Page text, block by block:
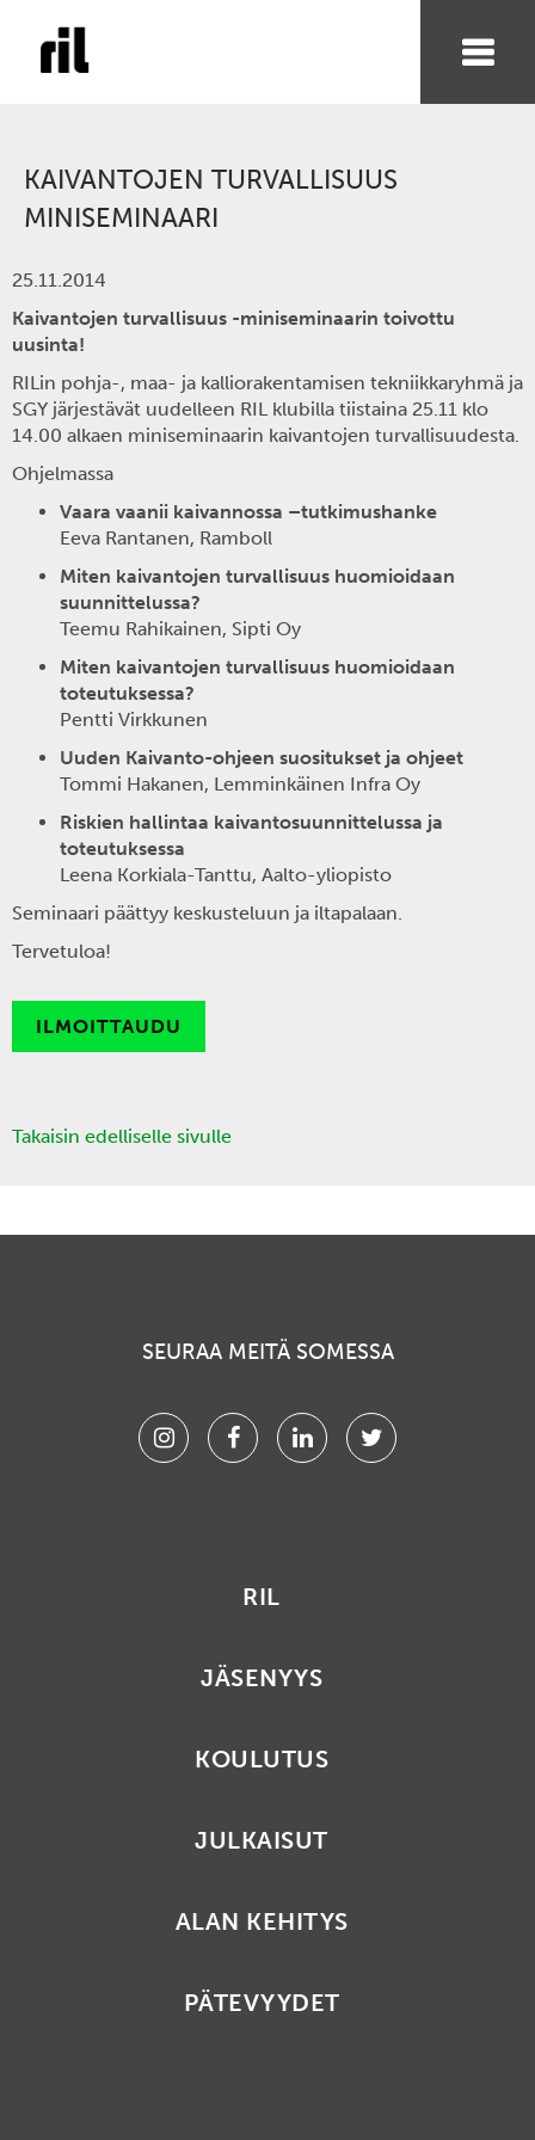
KAIVANTOJEN TURVALLISUUS
MINISEMINAARI
25.11.2014
Kaivantojen turvallisuus -miniseminaarin toivottu
uusinta!
RILin pohja-, maa- ja kalliorakentamisen tekniikkaryhmä ja
SGY järjestävät uudelleen RIL klubilla tiistaina 25.11 klo
14.00 alkaen miniseminaarin kaivantojen turvallisuudesta.
Ohjelmassa
Vaara vaanii kaivannossa –tutkimushanke
Eeva Rantanen, Ramboll
Miten kaivantojen turvallisuus huomioidaan
suunnittelussa?
Teemu Rahikainen, Sipti Oy
Miten kaivantojen turvallisuus huomioidaan
toteutuksessa?
Pentti Virkkunen
Uuden Kaivanto-ohjeen suositukset ja ohjeet
Tommi Hakanen, Lemminkäinen Infra Oy
Riskien hallintaa kaivantosuunnittelussa ja
toteutuksessa
Leena Korkiala-Tanttu, Aalto-yliopisto
Seminaari päättyy keskusteluun ja iltapalaan.
Tervetuloa!
ILMOITTAUDU
Takaisin edelliselle sivulle
SEURAA MEITÄ SOMESSA
InstagramFacebookLinkedinTwitter
RIL
JÄSENYYS
KOULUTUS
JULKAISUT
ALAN KEHITYS
PÄTEVYYDET